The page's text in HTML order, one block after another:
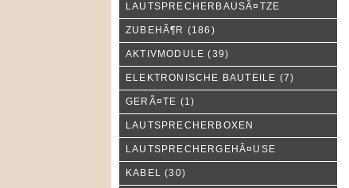
LAUTSPRECHERBAUSÃ¤TZE
ZUBEHÃ¶R (186)
AKTIVMODULE (39)
ELEKTRONISCHE BAUTEILE (7)
GERÃ¤TE (1)
LAUTSPRECHERBOXEN
LAUTSPRECHERGEHÃ¤USE
KABEL (30)